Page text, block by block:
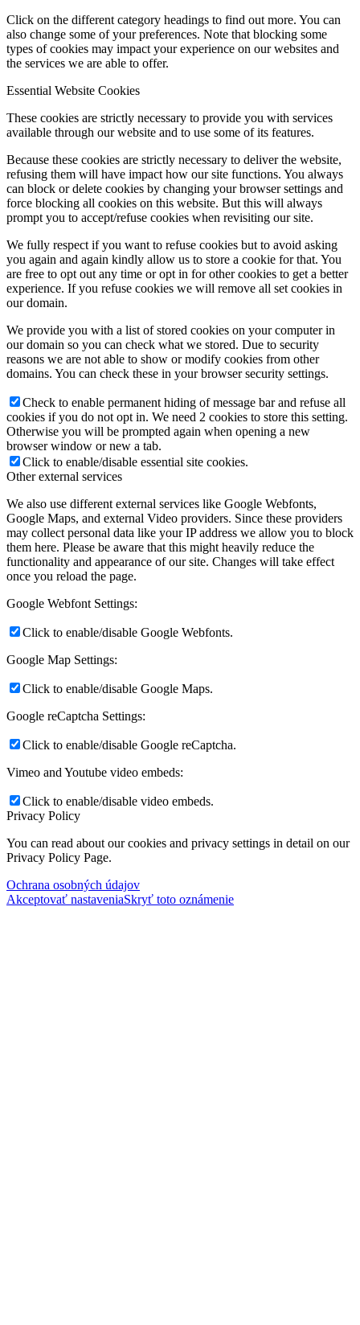
Click on the different category headings to find out more. You can
also change some of your preferences. Note that blocking some
types of cookies may impact your experience on our websites and
the services we are able to offer.
Essential Website Cookies
These cookies are strictly necessary to provide you with services
available through our website and to use some of its features.
Because these cookies are strictly necessary to deliver the website,
refusing them will have impact how our site functions. You always
can block or delete cookies by changing your browser settings and
force blocking all cookies on this website. But this will always
prompt you to accept/refuse cookies when revisiting our site.
We fully respect if you want to refuse cookies but to avoid asking
you again and again kindly allow us to store a cookie for that. You
are free to opt out any time or opt in for other cookies to get a better
experience. If you refuse cookies we will remove all set cookies in
our domain.
We provide you with a list of stored cookies on your computer in
our domain so you can check what we stored. Due to security
reasons we are not able to show or modify cookies from other
domains. You can check these in your browser security settings.
Check to enable permanent hiding of message bar and refuse all
cookies if you do not opt in. We need 2 cookies to store this setting.
Otherwise you will be prompted again when opening a new
browser window or new a tab.
Click to enable/disable essential site cookies.
Other external services
We also use different external services like Google Webfonts,
Google Maps, and external Video providers. Since these providers
may collect personal data like your IP address we allow you to block
them here. Please be aware that this might heavily reduce the
functionality and appearance of our site. Changes will take effect
once you reload the page.
Google Webfont Settings:
Click to enable/disable Google Webfonts.
Google Map Settings:
Click to enable/disable Google Maps.
Google reCaptcha Settings:
Click to enable/disable Google reCaptcha.
Vimeo and Youtube video embeds:
Click to enable/disable video embeds.
Privacy Policy
You can read about our cookies and privacy settings in detail on our
Privacy Policy Page.
Ochrana osobných údajov
Akceptovať nastaveniaSkryť toto oznámenie